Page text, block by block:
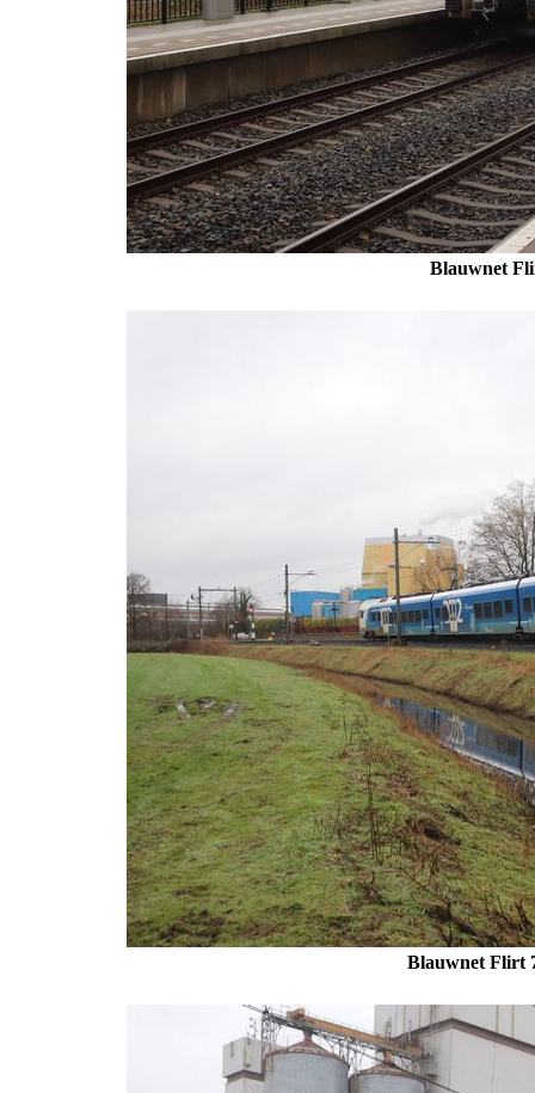
Blauwnet
Blauwnet Flirt